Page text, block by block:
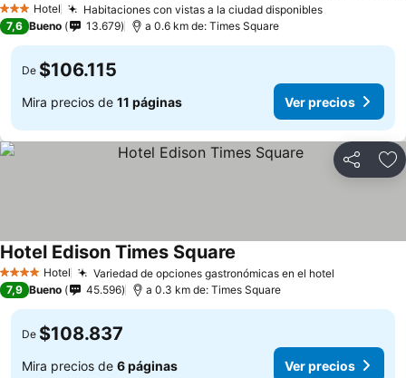
3 Estrellas
Hotel Habitaciones con vistas a la ciudad disponibles
7,6 Bueno 13.679 a 0.6 km de: Times Square
De $106.115
Mira precios de 11 páginas Ver precios
Compartir
4 EstrellasHotel Variedad de opciones gastronómicas en el hotel
Hotel Edison Times Square
7,9 Bueno 45.596 a 0.3 km de: Times Square
De $108.837
Mira precios de 6 páginas Ver precios